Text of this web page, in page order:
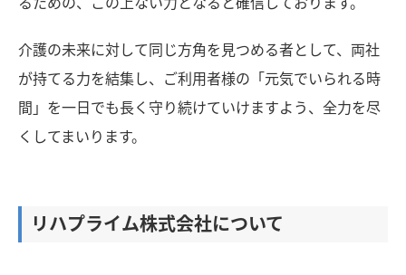
介護の未来に対して同じ方角を見つめる者として、両社
が持てる力を結集し、ご利用者様の「元気でいられる時
間」を一日でも長く守り続けていけますよう、全力を尽
くしてまいります。
リハプライム株式会社について